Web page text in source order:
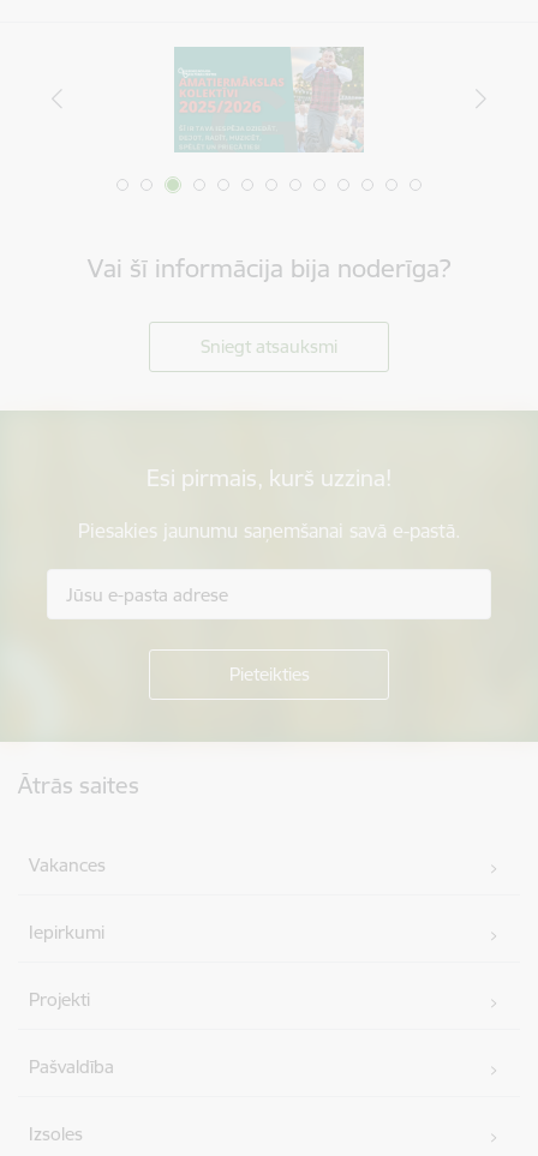
Vai šī informācija bija noderīga?
Sniegt atsauksmi
Esi pirmais, kurš uzzina!
Piesakies jaunumu saņemšanai savā e-pastā.
Ātrās saites
Vakances
Iepirkumi
Projekti
Pašvaldība
Izsoles